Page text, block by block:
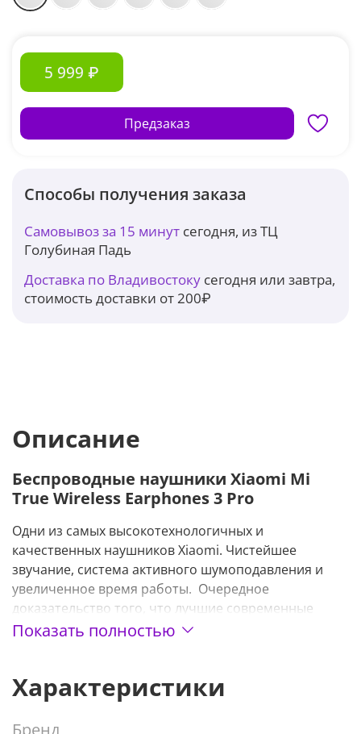
5 999 ₽
Предзаказ
Способы получения заказа
Самовывоз за 15 минут сегодня, из ТЦ
Голубиная Падь
Доставка по Владивостоку сегодня или завтра,
стоимость доставки от 200₽
Описание
Беспроводные наушники Xiaomi Mi
True Wireless Earphones 3 Pro
Одни из самых высокотехнологичных и
качественных наушников Xiaomi. Чистейшее
звучание, система активного шумоподавления и
увеличенное время работы. Очередное
доказательство того, что лучшие современные
разработки аудио-техники доступны каждому.
Чистейшее звучание
Показать полностью
Характеристики
Бренд